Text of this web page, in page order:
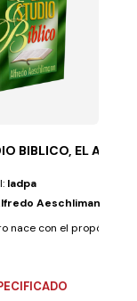
BIBLICO, EL
Iadpa
Aeschliman
nace con el propósito